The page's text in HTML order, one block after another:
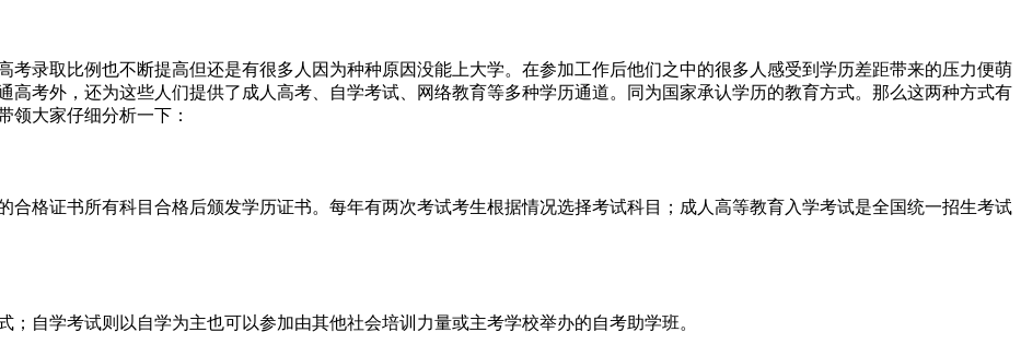
考录取比例也不断提高但还是有很多人因为种种原因没能上大学。在参加工作后他们之中的很多人感受到学历差距带来的压力便萌
高考外，还为这些人们提供了成人高考、自学考试、网络教育等多种学历通道。同为国家承认学历的教育方式。那么这两种方式有
领大家仔细分析一下：
合格证书所有科目合格后颁发学历证书。每年有两次考试考生根据情况选择考试科目；成人高等教育入学考试是全国统一招生考试
自学考试则以自学为主也可以参加由其他社会培训力量或主考学校举办的自考助学班。